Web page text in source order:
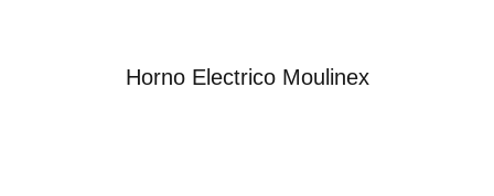
Horno Electrico Moulinex